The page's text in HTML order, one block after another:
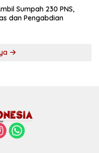
Sumpah 230 PNS,
dan Pengabdian